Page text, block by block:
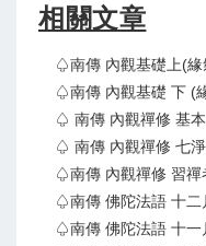
相關文章
♤南傳 內觀基礎上(緣
♤南傳 內觀基礎 下 (
♤ 南傳 內觀禪修 基
♤ 南傳 內觀禪修 七
♤南傳 內觀禪修 習禪
♤南傳 佛陀法語 十二
♤南傳 佛陀法語 十一